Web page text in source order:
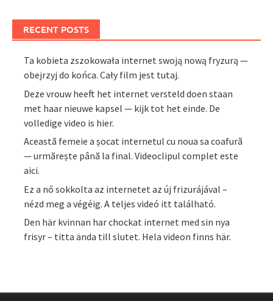
RECENT POSTS
Ta kobieta zszokowała internet swoją nową fryzurą —
obejrzyj do końca. Cały film jest tutaj.
Deze vrouw heeft het internet versteld doen staan
met haar nieuwe kapsel — kijk tot het einde. De
volledige video is hier.
Această femeie a șocat internetul cu noua sa coafură
— urmărește până la final. Videoclipul complet este
aici.
Ez a nő sokkolta az internetet az új frizurájával –
nézd meg a végéig. A teljes videó itt található.
Den här kvinnan har chockat internet med sin nya
frisyr – titta ända till slutet. Hela videon finns här.